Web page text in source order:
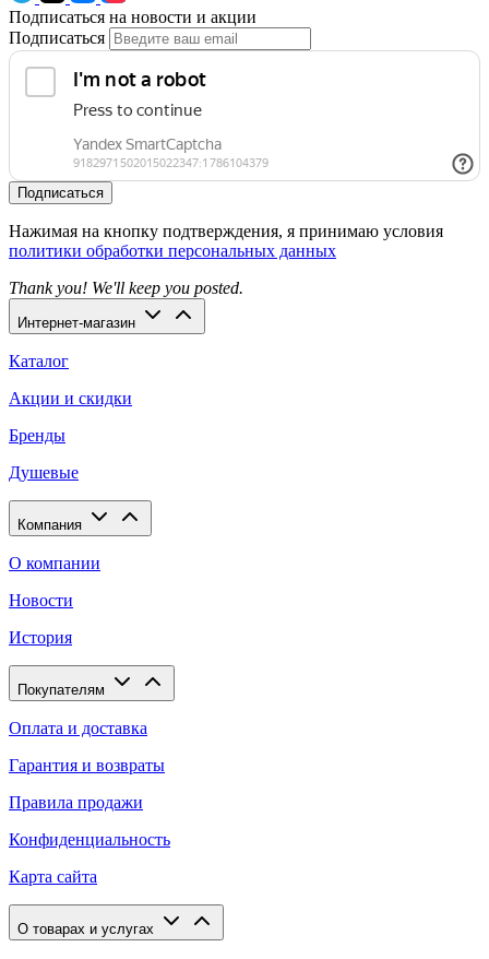
Подписаться на новости и акции
Подписаться
Подписаться
Нажимая на кнопку подтверждения, я принимаю условия
политики обработки персональных данных
Thank you! We'll keep you posted.
Интернет-магазин
Каталог
Акции и скидки
Бренды
Душевые
Компания
О компании
Новости
История
Покупателям
Оплата и доставка
Гарантия и возвраты
Правила продажи
Конфиденциальность
Карта сайта
О товарах и услугах